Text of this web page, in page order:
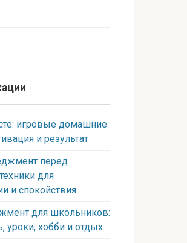
игровые домашние
и результат
перед
для
и спокойствия
для школьников:
уроки, хобби и отдых